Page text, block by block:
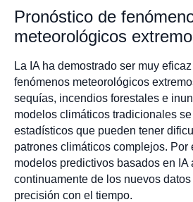
Pronóstico de
meteorológicos
La IA ha demostrado ser muy
fenómenos meteorológicos
sequías, incendios forestales e
modelos climáticos tradicionales
estadísticos que pueden tener
patrones climáticos complejos. Por
modelos predictivos basados en IA
continuamente de los nuevos
precisión con el tiempo.